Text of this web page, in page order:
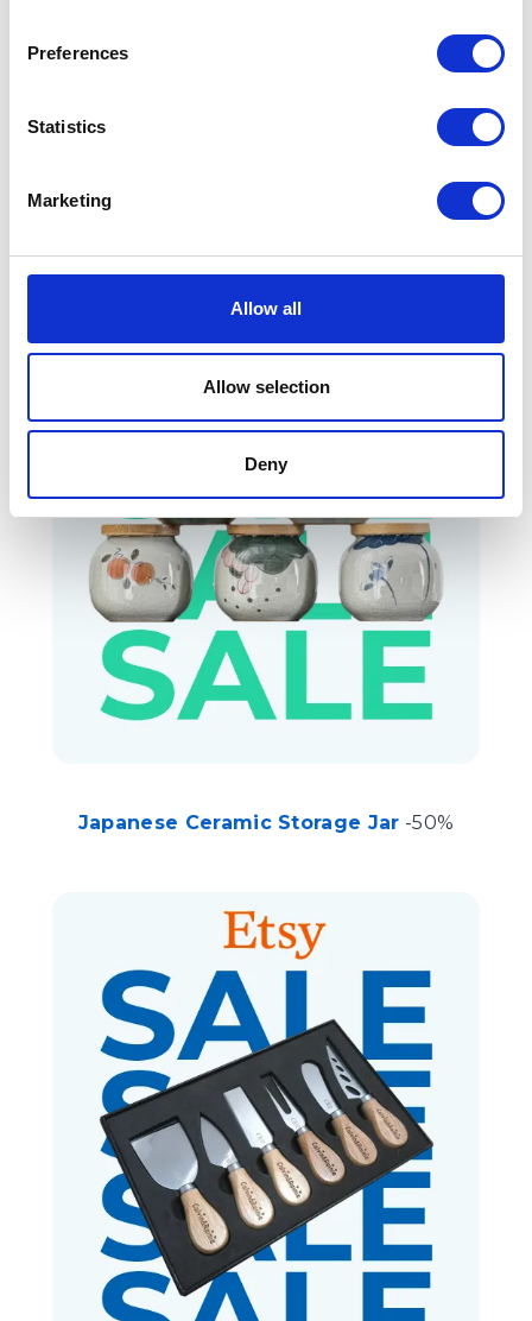
Preferences
Statistics
Marketing
Allow all
Allow selection
Deny
Japanese Ceramic Storage Jar -50%